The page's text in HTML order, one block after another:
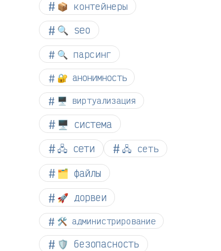
📦 контейнеры
🔍 seo
🔍 парсинг
🔐 анонимность
🖥️ виртуализация
🖥️ система
🖧 сети
🖧 сеть
🗂️ файлы
🚀 дорвеи
🛠️ администрирование
🛡️ безопасность